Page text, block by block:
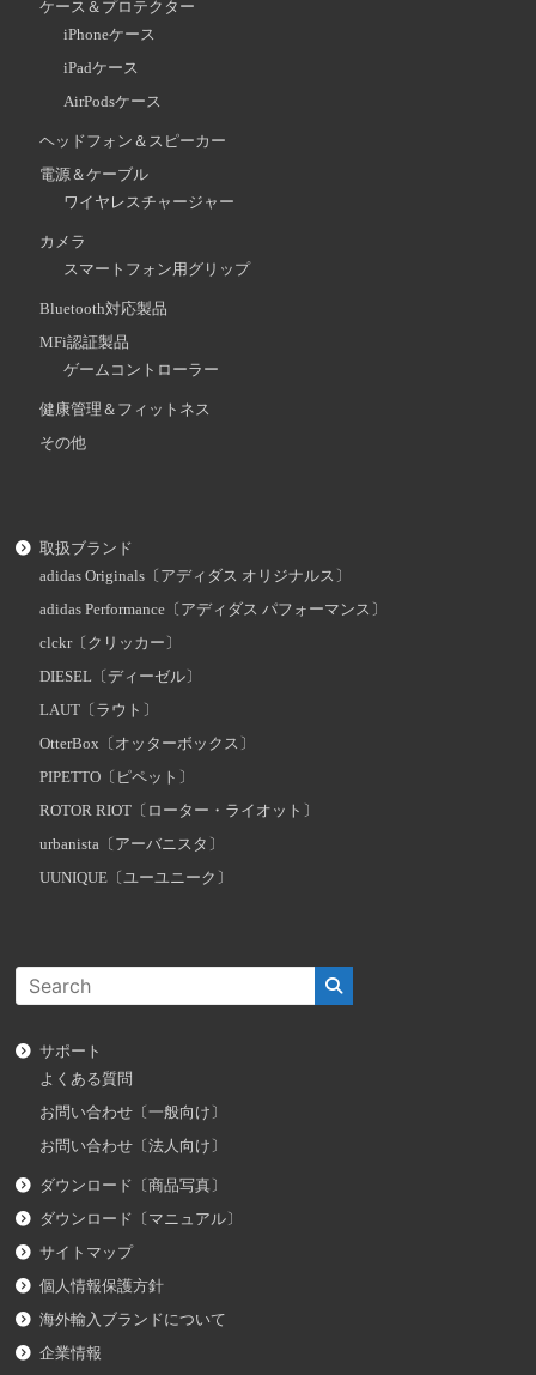
ケース＆プロテクター
iPhoneケース
iPadケース
AirPodsケース
ヘッドフォン＆スピーカー
電源＆ケーブル
ワイヤレスチャージャー
カメラ
スマートフォン用グリップ
Bluetooth対応製品
MFi認証製品
ゲームコントローラー
健康管理＆フィットネス
その他
取扱ブランド
adidas Originals〔アディダス オリジナルス〕
adidas Performance〔アディダス パフォーマンス〕
clckr〔クリッカー〕
DIESEL〔ディーゼル〕
LAUT〔ラウト〕
OtterBox〔オッターボックス〕
PIPETTO〔ピペット〕
ROTOR RIOT〔ローター・ライオット〕
urbanista〔アーバニスタ〕
UUNIQUE〔ユーユニーク〕
サポート
よくある質問
お問い合わせ〔一般向け〕
お問い合わせ〔法人向け〕
ダウンロード〔商品写真〕
ダウンロード〔マニュアル〕
サイトマップ
個人情報保護方針
海外輸入ブランドについて
企業情報